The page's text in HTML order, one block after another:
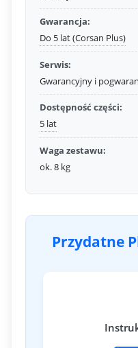
Gwarancja:
Do 5 lat (Corsan Plus)
Serwis:
Gwarancyjny i
Dostępność części:
5 lat
Waga zestawu:
ok. 8 kg
Przydatne